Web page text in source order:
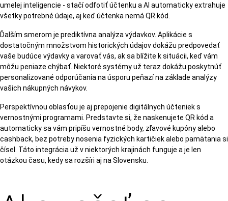
umelej inteligencie - stačí odfotiť účtenku a AI automaticky extrahuje
všetky potrebné údaje, aj keď účtenka nemá QR kód.
Ďalším smerom je prediktívna analýza výdavkov. Aplikácie s
dostatočným množstvom historických údajov dokážu predpovedať
vaše budúce výdavky a varovať vás, ak sa blížite k situácii, keď vám
môžu peniaze chýbať. Niektoré systémy už teraz dokážu poskytnúť
personalizované odporúčania na úsporu peňazí na základe analýzy
vašich nákupných návykov.
Perspektívnou oblasťou je aj prepojenie digitálnych účteniek s
vernostnými programami. Predstavte si, že naskenujete QR kód a
automaticky sa vám pripíšu vernostné body, zľavové kupóny alebo
cashback, bez potreby nosenia fyzických kartičiek alebo pamätania si
čísel. Táto integrácia už v niektorých krajinách funguje a je len
otázkou času, kedy sa rozšíri aj na Slovensku.